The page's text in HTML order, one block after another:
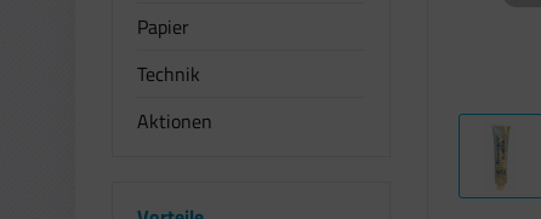
Papier
Technik
Aktionen